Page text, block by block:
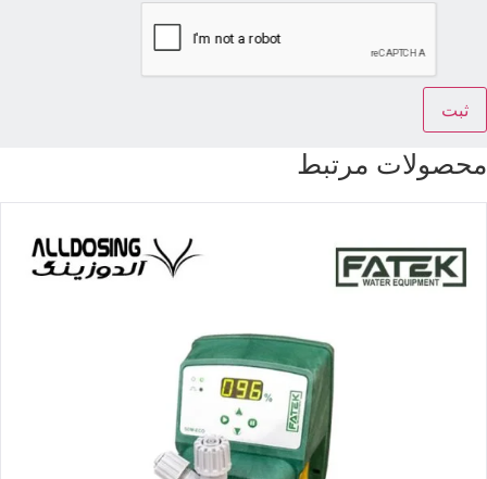
محصولات مرتبط